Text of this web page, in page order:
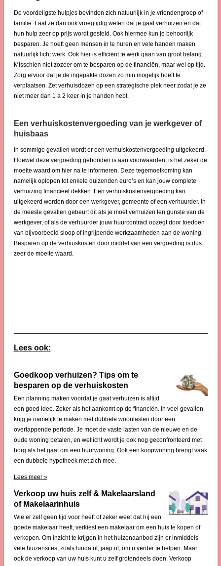
De voordeligste hulpjes bevinden zich natuurlijk in je vriendengroep of
familie. Laat ze dan ook vroegtijdig weten dat je gaat verhuizen en dat
hun hulp zeer op prijs wordt gesteld. Ook hiermee kun je behoorlijk
besparen. Je hoeft geen mensen in te huren en vele handen maken
natuurlijk licht werk. Ook hier is efficiënt te werk gaan van groot belang.
Misschien niet zozeer om te besparen op de financiën, maar wel op tijd.
Zorg ervoor dat je de ingepakte dozen zo min mogelijk hoeft te
verplaatsen. Zet verhuisdozen op een strategische plek neer zodat je ze
niet meer dan 1 a 2 keer in je handen hebt.
Een verhuiskostenvergoeding van je werkgever of
huisbaas
In sommige gevallen wordt er een verhuiskostenvergoeding uitgekeerd.
Hoewel deze vergoeding gebonden is aan voorwaarden, is het zeker de
moeite waard om hier na te informeren. Deze tegemoetkoming kan
namelijk oplopen tot enkele duizenden euro’s en kan jouw complete
verhuizing financieel dekken. Een verhuiskostenvergoeding kan
uitgekeerd worden door een werkgever, gemeente of een verhuurder. In
de meeste gevallen gebeurt dit als je moet verhuizen ten gunste van de
werkgever, of als de verhuurder jouw huurcontract opzegt door toedoen
van bijvoorbeeld sloop of ingrijpende werkzaamheden aan de woning.
Besparen op de verhuiskosten door middel van een vergoeding is dus
zeer de moeite waard.
Lees ook:
Goedkoop verhuizen? Tips om te
besparen op de verhuiskosten
Een planning maken voordat je gaat verhuizen is altijd
een goed idee. Zeker als het aankomt op de financiën. In veel gevallen
krijg je namelijk te maken met dubbele woonlasten door een
overlappende periode. Je moet de vaste lasten van de nieuwe en de
oude woning betalen, en wellicht wordt je ook nog geconfronteerd met
borg als het gaat om een huurwoning. Ook een koopwoning brengt vaak
een dubbele hypotheek met zich mee.
Lees meer »
Verkoop uw huis zelf & Makelaarsland
of Makelaarinhuis
Wie er zelf geen tijd voor heeft of zeker weet dat hij een
goede makelaar heeft, verkiest een makelaar om een huis te kopen of
verkopen. Om inzicht te krijgen in het huizenaanbod zijn er inmiddels
vele huizensites, zoals funda.nl, jaap.nl, om u verder te helpen. Maar
ook de verkoop van uw huis kunt u zelf grotendeels doen. Verkoop